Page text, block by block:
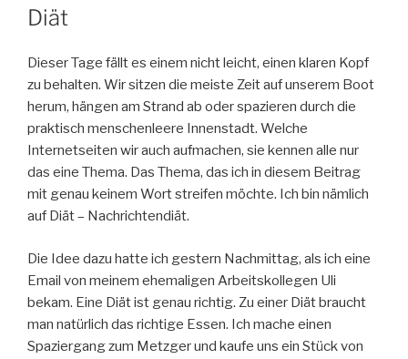
AM
Diät
Dieser Tage fällt es einem nicht leicht, einen klaren Kopf
zu behalten. Wir sitzen die meiste Zeit auf unserem Boot
herum, hängen am Strand ab oder spazieren durch die
praktisch menschenleere Innenstadt. Welche
Internetseiten wir auch aufmachen, sie kennen alle nur
das eine Thema. Das Thema, das ich in diesem Beitrag
mit genau keinem Wort streifen möchte. Ich bin nämlich
auf Diät – Nachrichtendiät.
Die Idee dazu hatte ich gestern Nachmittag, als ich eine
Email von meinem ehemaligen Arbeitskollegen Uli
bekam. Eine Diät ist genau richtig. Zu einer Diät braucht
man natürlich das richtige Essen. Ich mache einen
Spaziergang zum Metzger und kaufe uns ein Stück von